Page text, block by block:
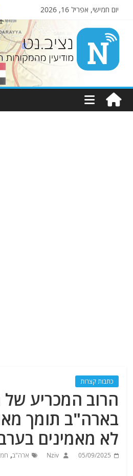
יום חמישי, אפריל 16, 2026
Nziv.net
מודיעין
מהמקורות
כתבות קצרות
הרוב המכריע של
בארה"ב תומך
לא מאמינים
05/09/2025
Nziv ארה"ב,